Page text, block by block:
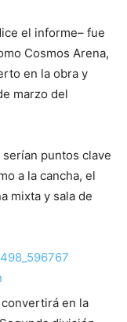
el informe– fue
Cosmos Arena,
en la obra y
marzo del
puntos clave
a la cancha, el
mixta y sala de
en la